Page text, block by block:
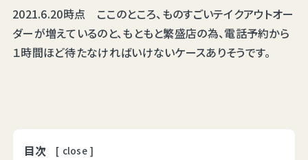
2021.6.20時点 ここのところ、ものすごいテイクアウトオー
ダーが増えているのと、もともと繁盛店の為、電話予約から
１時間ほど待たなければいけないケースありそうです。
目次 [ close ]